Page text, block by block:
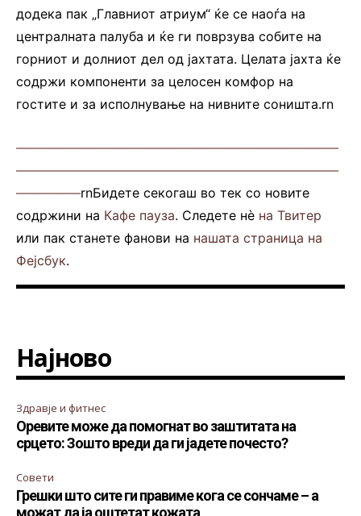
додека пак „Главниот атриум“ ќе се наоѓа на
централната палуба и ќе ги поврзува собите на
горниот и долниот дел од јахтата. Целата јахта ќе
содржи компоненти за целосен комфор на
гостите и за исполнување на нивните соништа.rn
—————————————————————————
—————————————————————————
—————rnБидете секогаш во тек со новите
содржини на Кафе пауза. Следете нè на Твитер
или пак станете фанови на нашата страница на
Фејсбук.
Најново
Здравје и фитнес
Оревите може да помогнат во заштитата на
срцето: Зошто вреди да ги јадете почесто?
Совети
Грешки што сите ги правиме кога се сончаме – а
можат да ја оштетат кожата